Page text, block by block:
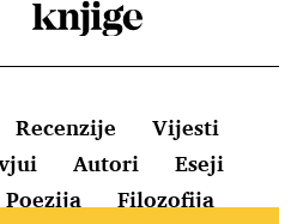
Recenzije
Vijesti
Autori
Eseji
Poezija Filozofija